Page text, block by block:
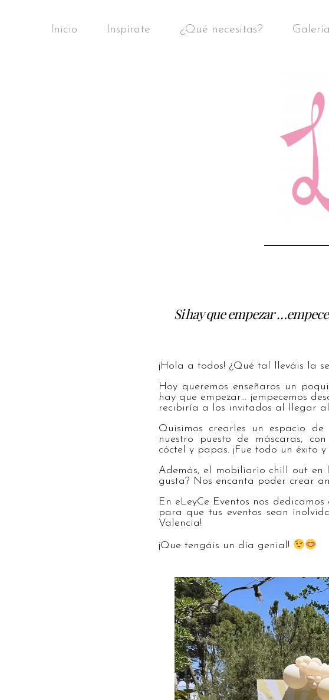
Inicio Inspírate ¿Qué necesitas? Galería
Si hay que empezar
¡Hola a todos! ¿Qué tal lleváis la
Hoy queremos enseñaros un
hay que empezar… ¡empecemos
recibiría a los invitados al llegar
Quisimos crearles un espacio
nuestro puesto de máscaras,
cóctel y papas. ¡Fue todo un éxito
Además, el mobiliario chill out en
gusta? Nos encanta poder crear
En eLeyCe Eventos nos
para que tus eventos sean
Valencia!
¡Que tengáis un día genial!